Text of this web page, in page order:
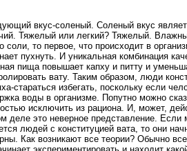
вкус-соленый. Соленый вкус
Тяжелый или легкий? Тяжелый.
соли, то первое, что происходит в
пухнуть. И уникальная комбинация
пища повышает капху и питту и
вату. Таким образом, люди
стараться избегать, поскольку если
воды в организме. Попутно можно
исключить из рациона. И, может,
деле это неверное представление. Если
людей с конституцией вата, то они
Как возникают все теории? Обычно